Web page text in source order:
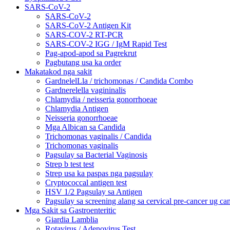
SARS-CoV-2
SARS-CoV-2
SARS-CoV-2 Antigen Kit
SARS-COV-2 RT-PCR
SARS-COV-2 IGG / IgM Rapid Test
Pag-apod-apod sa Pagrekrut
Pagbutang usa ka order
Makatakod nga sakit
GardnelelLla / trichomonas / Candida Combo
Gardnerelella vagininalis
Chlamydia / neisseria gonorrhoeae
Chlamydia Antigen
Neisseria gonorrhoeae
Mga Albican sa Candida
Trichomonas vaginalis / Candida
Trichomonas vaginalis
Pagsulay sa Bacterial Vaginosis
Strep b test test
Strep usa ka paspas nga pagsulay
Cryptococcal antigen test
HSV 1/2 Pagsulay sa Antigen
Pagsulay sa screening alang sa cervical pre-cancer ug
Mga Sakit sa Gastroenteritic
Giardia Lamblia